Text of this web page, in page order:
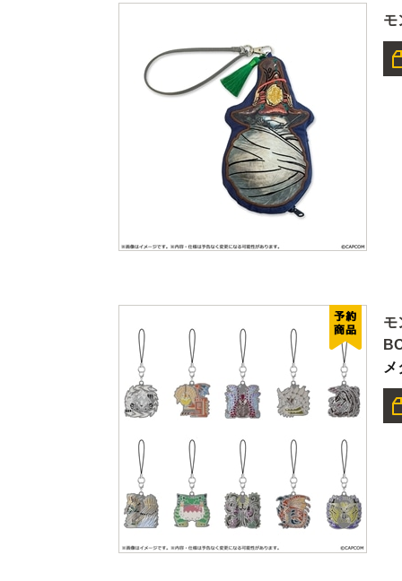
モ
モ